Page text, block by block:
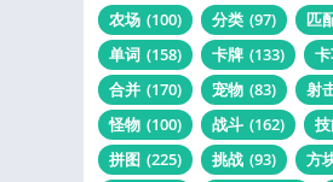
农场 (100) 分类 (97) 匹
单词 (158) 卡牌 (133)
合并 (170) 宠物 (83) 射
怪物 (100) 战斗 (162)
拼图 (225) 挑战 (93) 方